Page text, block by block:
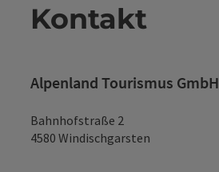
Kontakt
Alpenland Tourismus GmbH
Bahnhofstraße 2
4580 Windischgarsten